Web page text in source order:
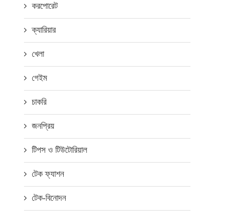
সার্চ ইংলিশ পেল আন্তর্জাতিক পুরস্কার,
লাভ কার?
মে ২৭, ২০১৮
করপোরেট
ক্যারিয়ার
খেলা
গেইম
চাকরি
জনপ্রিয়
টিপস ও টিউটোরিয়াল
টেক ফ্যাশন
টেক-বিনোদন